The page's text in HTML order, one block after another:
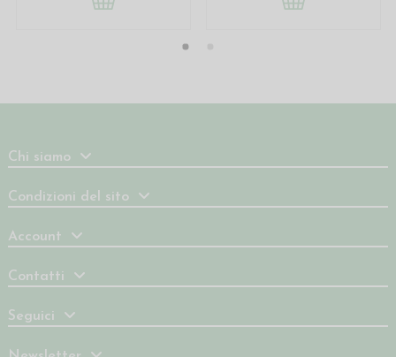
Chi siamo
Condizioni del sito
Account
Contatti
Seguici